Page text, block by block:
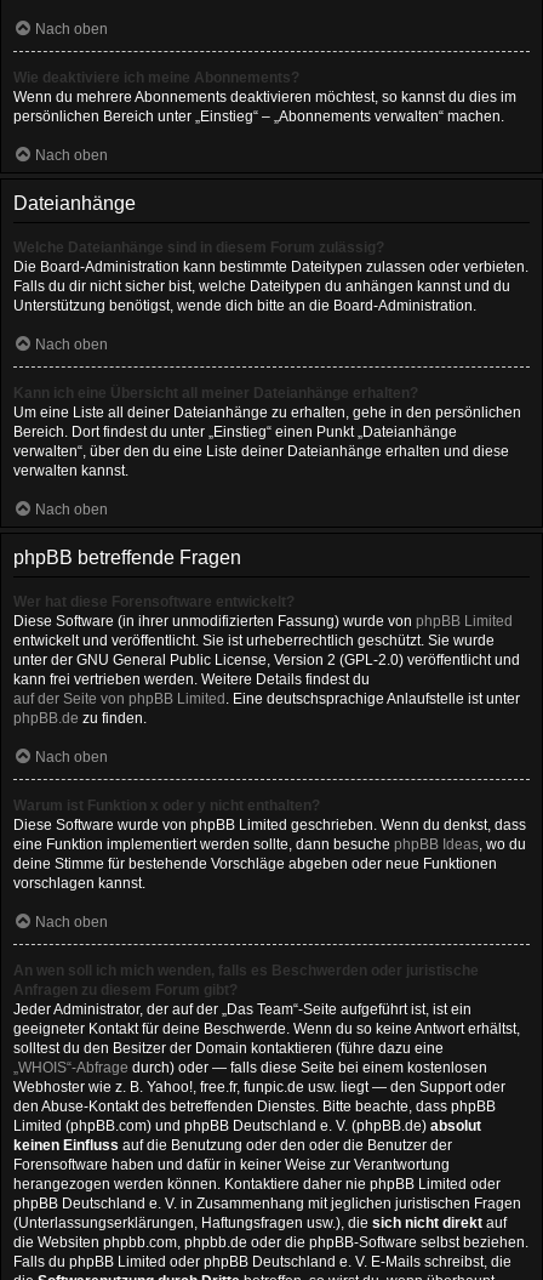
Nach oben
Wie deaktiviere ich meine Abonnements?
Wenn du mehrere Abonnements deaktivieren möchtest, so kannst du dies im
persönlichen Bereich unter „Einstieg“ – „Abonnements verwalten“ machen.
Nach oben
Dateianhänge
Welche Dateianhänge sind in diesem Forum zulässig?
Die Board-Administration kann bestimmte Dateitypen zulassen oder verbieten.
Falls du dir nicht sicher bist, welche Dateitypen du anhängen kannst und du
Unterstützung benötigst, wende dich bitte an die Board-Administration.
Nach oben
Kann ich eine Übersicht all meiner Dateianhänge erhalten?
Um eine Liste all deiner Dateianhänge zu erhalten, gehe in den persönlichen
Bereich. Dort findest du unter „Einstieg“ einen Punkt „Dateianhänge
verwalten“, über den du eine Liste deiner Dateianhänge erhalten und diese
verwalten kannst.
Nach oben
phpBB betreffende Fragen
Wer hat diese Forensoftware entwickelt?
Diese Software (in ihrer unmodifizierten Fassung) wurde von phpBB Limited
entwickelt und veröffentlicht. Sie ist urheberrechtlich geschützt. Sie wurde
unter der GNU General Public License, Version 2 (GPL-2.0) veröffentlicht und
kann frei vertrieben werden. Weitere Details findest du
auf der Seite von phpBB Limited . Eine deutschsprachige Anlaufstelle ist unter
phpBB.de zu finden.
Nach oben
Warum ist Funktion x oder y nicht enthalten?
Diese Software wurde von phpBB Limited geschrieben. Wenn du denkst, dass
eine Funktion implementiert werden sollte, dann besuche phpBB Ideas , wo du
deine Stimme für bestehende Vorschläge abgeben oder neue Funktionen
vorschlagen kannst.
Nach oben
An wen soll ich mich wenden, falls es Beschwerden oder juristische
Anfragen zu diesem Forum gibt?
Jeder Administrator, der auf der „Das Team“-Seite aufgeführt ist, ist ein
geeigneter Kontakt für deine Beschwerde. Wenn du so keine Antwort erhältst,
solltest du den Besitzer der Domain kontaktieren (führe dazu eine
„WHOIS“-Abfrage durch) oder — falls diese Seite bei einem kostenlosen
Webhoster wie z. B. Yahoo!, free.fr, funpic.de usw. liegt — den Support oder
den Abuse-Kontakt des betreffenden Dienstes. Bitte beachte, dass phpBB
Limited (phpBB.com) und phpBB Deutschland e. V. (phpBB.de) absolut
keinen Einfluss auf die Benutzung oder den oder die Benutzer der
Forensoftware haben und dafür in keiner Weise zur Verantwortung
herangezogen werden können. Kontaktiere daher nie phpBB Limited oder
phpBB Deutschland e. V. in Zusammenhang mit jeglichen juristischen Fragen
(Unterlassungserklärungen, Haftungsfragen usw.), die sich nicht direkt auf
die Websiten phpbb.com, phpbb.de oder die phpBB-Software selbst beziehen.
Falls du phpBB Limited oder phpBB Deutschland e. V. E-Mails schreibst, die